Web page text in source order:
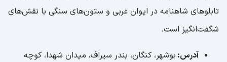
تابلوهای شاهنامه در ایوان غربی و ستون‌های سنگی با نقش‌های
شگفت‌انگیز است.
آدرس: بوشهر، کنگان، بندر سیراف، میدان شهدا، کوچه